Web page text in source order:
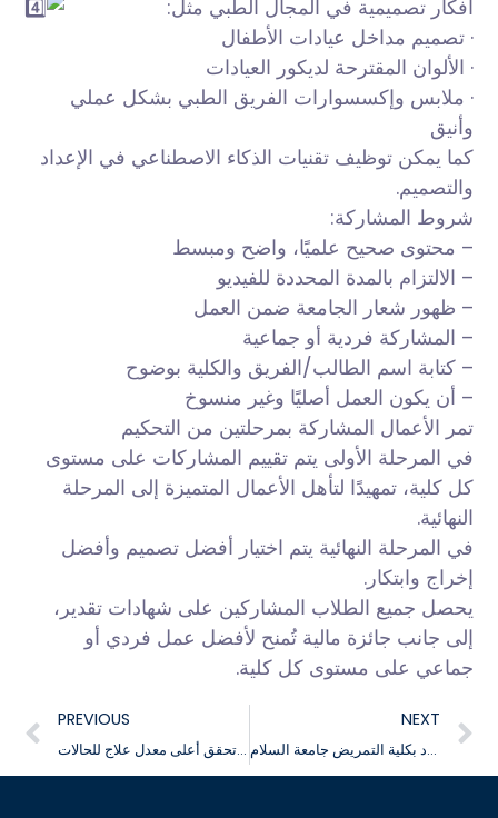
أفكار تصميمية في المجال الطبي مثل:
· تصميم مداخل عيادات الأطفال
· الألوان المقترحة لديكور العيادات
· ملابس وإكسسوارات الفريق الطبي بشكل عملي
وأنيق
كما يمكن توظيف تقنيات الذكاء الاصطناعي في الإعداد
والتصميم.
شروط المشاركة:
– محتوى صحيح علميًا، واضح ومبسط
– الالتزام بالمدة المحددة للفيديو
– ظهور شعار الجامعة ضمن العمل
– المشاركة فردية أو جماعية
– كتابة اسم الطالب/الفريق والكلية بوضوح
– أن يكون العمل أصليًا وغير منسوخ
تمر الأعمال المشاركة بمرحلتين من التحكيم
في المرحلة الأولى يتم تقييم المشاركات على مستوى
كل كلية، تمهيدًا لتأهل الأعمال المتميزة إلى المرحلة
النهائية.
في المرحلة النهائية يتم اختيار أفضل تصميم وأفضل
إخراج وابتكار.
يحصل جميع الطلاب المشاركين على شهادات تقدير،
إلى جانب جائزة مالية تُمنح لأفضل عمل فردي أو
جماعي على مستوى كل كلية.
PREVIOUS
العيادات الخارجية بكلية طب الفم والأسنان تحقق أعلى معدل علاج للحالات
NEXT
فعاليات ندوة حول منهجية إعداد أسئلة الاختيار من متعدد بكلية التمريض جامعة السلام